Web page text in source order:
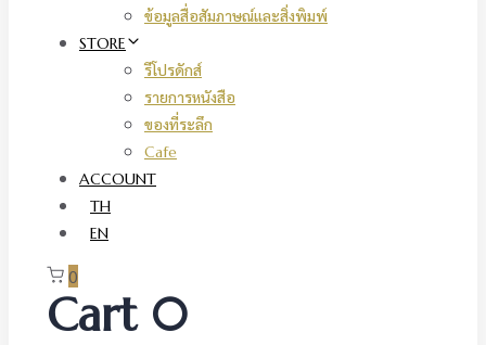
ข้อมูลสื่อสัมภาษณ์และสิ่งพิมพ์
STORE
รีโปรดักส์
รายการหนังสือ
ของที่ระลึก
Cafe
ACCOUNT
TH
EN
0
Cart 0